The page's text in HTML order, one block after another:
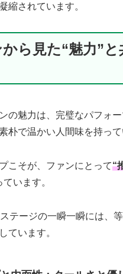
縮されています。
ら見た“魅力”と
の魅力は、完璧なパフォ
朴で温かい人間味を持って
こそが、ファンにとって“
ています。
テージの一瞬一瞬には、
ています。